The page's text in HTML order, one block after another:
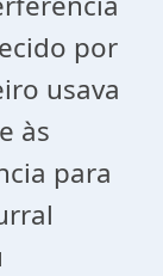
por
usava
às
para